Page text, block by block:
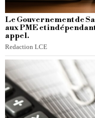
Le Gouvernement de
aux PME et
appel.
Redaction LCE